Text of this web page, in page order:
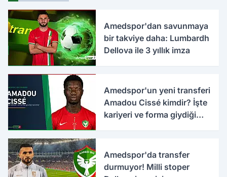
Amedspor'dan savunmaya
bir takviye daha: Lumbardh
Dellova ile 3 yıllık imza
Amedspor'un yeni transferi
Amadou Cissé kimdir? İşte
kariyeri ve forma giydiği
Amedspor'da transfer
durmuyor! Milli stoper